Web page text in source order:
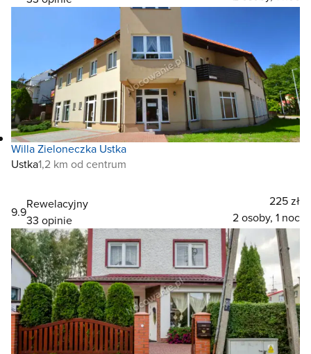
Willa Zieloneczka Ustka
Ustka1,2 km od centrum
9.9
Rewelacyjny
33 opinie
225 zł
2 osoby, 1 noc